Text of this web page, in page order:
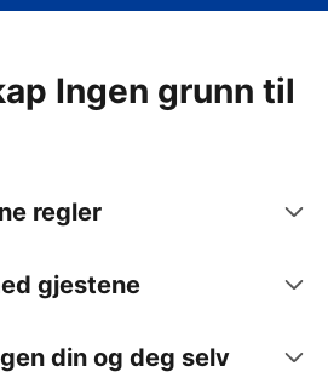
Ingen grunn til
regler
gjestene
din og deg selv